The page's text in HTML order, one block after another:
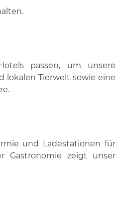
passen, um unsere
Tierwelt sowie eine
und Ladestationen für
Gastronomie zeigt unser